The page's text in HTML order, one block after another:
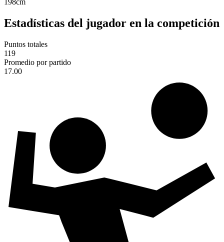
198cm
Estadísticas del jugador en la competición
Puntos totales
119
Promedio por partido
17.00